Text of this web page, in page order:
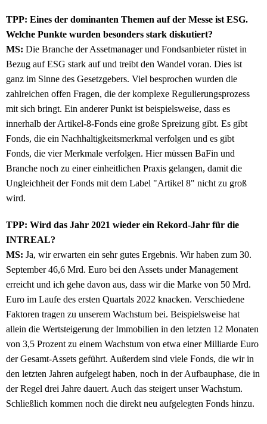
TPP: Eines der dominanten Themen auf der Messe ist ESG.
Welche Punkte wurden besonders stark diskutiert?
MS: Die Branche der Assetmanager und Fondsanbieter rüstet in
Bezug auf ESG stark auf und treibt den Wandel voran. Dies ist
ganz im Sinne des Gesetzgebers. Viel besprochen wurden die
zahlreichen offen Fragen, die der komplexe Regulierungsprozess
mit sich bringt. Ein anderer Punkt ist beispielsweise, dass es
innerhalb der Artikel-8-Fonds eine große Spreizung gibt. Es gibt
Fonds, die ein Nachhaltigkeitsmerkmal verfolgen und es gibt
Fonds, die vier Merkmale verfolgen. Hier müssen BaFin und
Branche noch zu einer einheitlichen Praxis gelangen, damit die
Ungleichheit der Fonds mit dem Label "Artikel 8" nicht zu groß
wird.
TPP: Wird das Jahr 2021 wieder ein Rekord-Jahr für die
INTREAL?
MS: Ja, wir erwarten ein sehr gutes Ergebnis. Wir haben zum 30.
September 46,6 Mrd. Euro bei den Assets under Management
erreicht und ich gehe davon aus, dass wir die Marke von 50 Mrd.
Euro im Laufe des ersten Quartals 2022 knacken. Verschiedene
Faktoren tragen zu unserem Wachstum bei. Beispielsweise hat
allein die Wertsteigerung der Immobilien in den letzten 12 Monaten
von 3,5 Prozent zu einem Wachstum von etwa einer Milliarde Euro
der Gesamt-Assets geführt. Außerdem sind viele Fonds, die wir in
den letzten Jahren aufgelegt haben, noch in der Aufbauphase, die in
der Regel drei Jahre dauert. Auch das steigert unser Wachstum.
Schließlich kommen noch die direkt neu aufgelegten Fonds hinzu.